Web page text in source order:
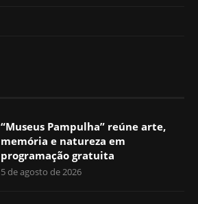
“Museus Pampulha” reúne arte,
memória e natureza em
programação gratuita
5 de agosto de 2026